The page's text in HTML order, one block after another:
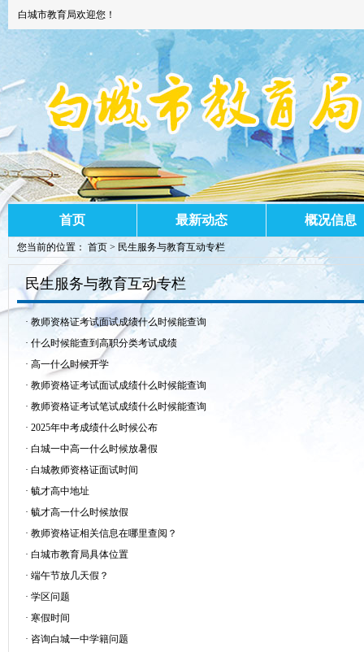
白城市教育局欢迎您！
首页 最新动态 概况信息
您当前的位置： 首页 > 民生服务与教育互动专栏
民生服务与教育互动专栏
· 教师资格证考试面试成绩什么时候能查询
· 什么时候能查到高职分类考试成绩
· 高一什么时候开学
· 教师资格证考试面试成绩什么时候能查询
· 教师资格证考试笔试成绩什么时候能查询
· 2025年中考成绩什么时候公布
· 白城一中高一什么时候放暑假
· 白城教师资格证面试时间
· 毓才高中地址
· 毓才高一什么时候放假
· 教师资格证相关信息在哪里查阅？
· 白城市教育局具体位置
· 端午节放几天假？
· 学区问题
· 寒假时间
· 咨询白城一中学籍问题